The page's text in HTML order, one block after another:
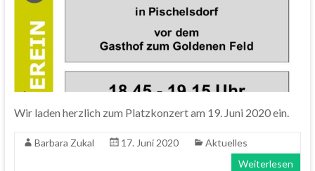
Wir laden herzlich zum Platzkonzert am 19. Juni 2020 ein.
Barbara Zukal 17. Juni 2020
Aktuelles
Weiterlesen